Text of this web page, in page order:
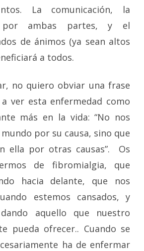
La comunicación, la
por ambas partes, y el
de ánimos (ya sean altos
a todos.
no quiero obviar una frase
ver esta enfermedad como
más en la vida: “No nos
por su causa, sino que
ella por otras causas”. Os
de fibromialgia, que
hacia delante, que nos
estemos cansados, y
aquello que nuestro
pueda ofrecer.. Cuando se
ha de enfermar